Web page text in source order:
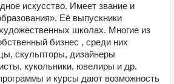
искусство. Имеет звание и
Её выпускники
школах. Многие из
бизнес , среди них
скульпторы, дизайнеры
кукольники, ювелиры и др.
и курсы дают возможность